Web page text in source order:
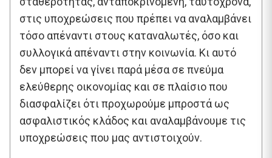
στις υποχρεώσεις που πρέπει να αναλαμβάνει
τόσο απέναντι στους καταναλωτές, όσο και
συλλογικά απέναντι στην κοινωνία. Κι αυτό
δεν μπορεί να γίνει παρά μέσα σε πνεύμα
ελεύθερης οικονομίας και σε πλαίσιο που
διασφαλίζει ότι προχωρούμε μπροστά ως
ασφαλιστικός κλάδος και αναλαμβάνουμε τις
υποχρεώσεις που μας αντιστοιχούν.